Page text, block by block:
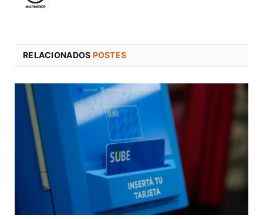
RELACIONADOS POSTES